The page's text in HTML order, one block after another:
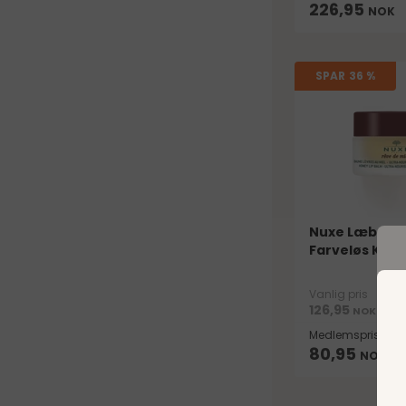
226,95 NOK
SPAR 36 %
Nuxe
Farveløs
Vanlig pris
126,95 NOK
Medlemspris
80,95 NOK